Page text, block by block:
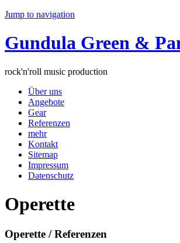
Jump to navigation
Gundula Green &
rock'n'roll music production
Über uns
Angebote
Gear
Referenzen
mehr
Kontakt
Sitemap
Impressum
Datenschutz
Operette
Operette / Referenzen